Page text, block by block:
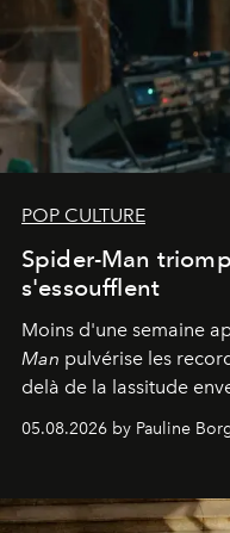
POP CULTURE
Spider-Man
s'essoufflent
Moins d'une semaine
Man pulvérise les
delà de la lassitude
05.08.2026 by Pauline